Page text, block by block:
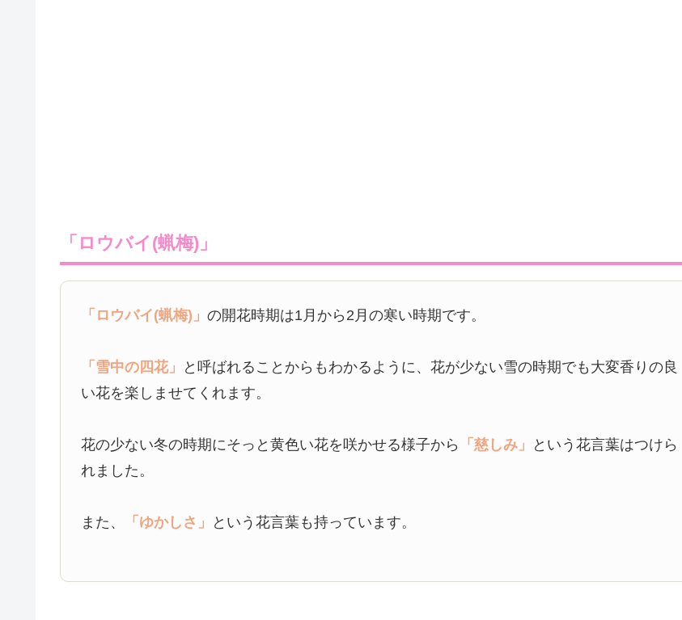
「ロウバイ(蝋梅)」
「ロウバイ(蝋梅)」の開花時期は1月から2月の寒い時期です。
「雪中の四花」
と呼ばれることからもわかるように、花が少ない雪の時期でも大変香りの良
い花を楽しませてくれます。
花の少ない冬の時期にそっと黄色い花を咲かせる様子から 「慈しみ」
という花言葉はつけら
れました。
また、 「ゆかしさ」 という花言葉も持っています。